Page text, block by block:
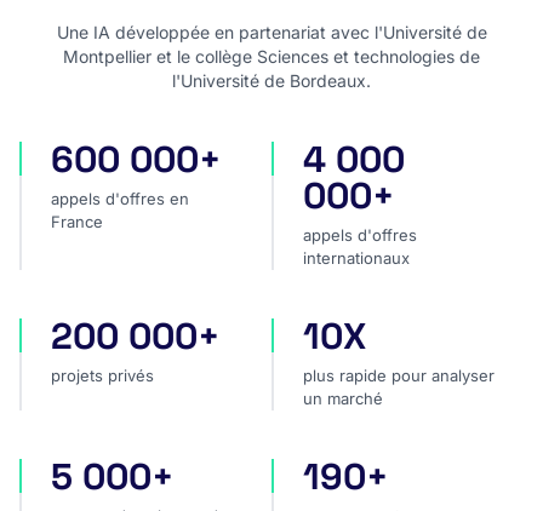
Une IA développée en partenariat avec l'Université de
Montpellier et le collège Sciences et technologies de
l'Université de Bordeaux.
appels d'offres en France
600 000+
appels d'offres en
France
appels d'offres
4 000
000+
appels d'offres
internationaux
projets privés
200 000+
projets privés
plus rapide pour analyser
10X
plus rapide pour analyser
un marché
sources dans le monde
5 000+ pays couverts
190+